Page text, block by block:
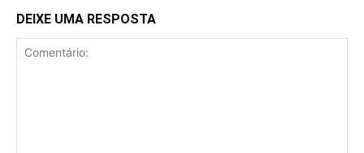
DEIXE UMA RESPOSTA